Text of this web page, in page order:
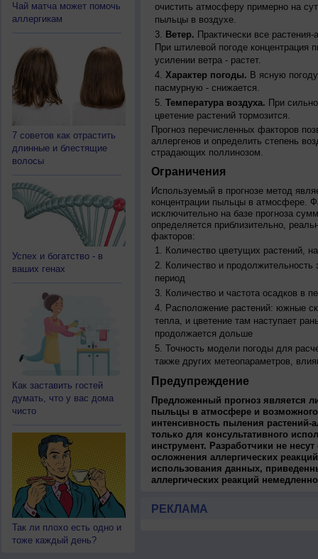
Чай матча может помочь
аллергикам
7 советов как отрастить
длинные и блестящие
волосы
Успех и богатство - в
ваших генах
Как заставить гостей
думать, что у вас дома
чисто
Так ли плохо есть одно и
тоже каждый день?
очистить атмосферу примерно на
пыльцы в воздухе.
Ветер. Практически все
При штилевой погоде
усилении ветра - растет.
Характер погоды. В ясную
пасмурную - снижается.
Температура воздуха. При
цветение растений тормозится.
Прогноз перечисленных факторов
аллергенов и определить степень
страдающих поллинозом.
Ограничения
Используемый в прогнозе метод
концентрации пыльцы в атмосфере.
исключительно на базе прогноза
определяется приблизительно,
факторов:
Количество цветущих растений,
Количество и продолжительность
период
Количество и частота осадков в
Расположение растений: южные
тепла, и цветение там наступает
продолжается дольше
Точность модели погоды для
также других метеопараметров,
Предупреждение
Предложенный прогноз является
пыльцы в атмосфере и
интенсивность пыления растений-
только для консультативного
инструмент. Разработчики не
осложнения аллергических
использования данных,
аллергических реакций
РЕКЛАМА